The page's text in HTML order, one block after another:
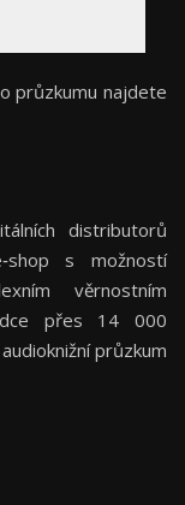
průzkumu najdete
distributorů
s možností
věrnostním
přes 14 000
průzkum